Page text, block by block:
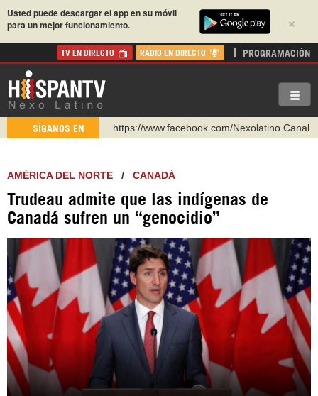
×
Usted puede descargar el app en su móvil
para un mejor funcionamiento.
TV EN DIRECTO RADIO EN DIRECTO PROGRAMACIÓN
SÍGANOS EN
https://www.facebook.com/Nexolatino.Canal
http://twitter.com/nexo_latino
https://t.me/hispantvcanal
https://urmedium.com/c/hispantv
Instagram como: hispan_tv
AMÉRICA DEL NORTE / CANADÁ
Trudeau admite que las indígenas de
Canadá sufren un “genocidio”